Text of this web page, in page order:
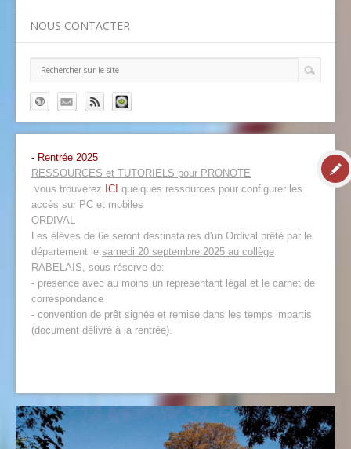
NOUS CONTACTER
- Rentrée 2025
RESSOURCES et TUTORIELS pour PRONOTE
vous trouverez ICI quelques ressources pour configurer les
accès sur PC et mobiles
ORDIVAL
Les élèves de 6e seront destinataires d'un Ordival prêté par le
département le samedi 20 septembre 2025 au collège
RABELAIS, sous réserve de:
- présence avec au moins un représentant légal et le carnet de
correspondance
- convention de prêt signée et remise dans les temps impartis
(document délivré à la rentrée).